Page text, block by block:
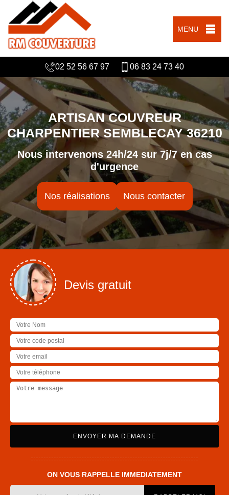
MENU
02 52 56 67 97 06 83 24 73 40
ARTISAN COUVREUR
CHARPENTIER SEMBLECAY 36210
Nous intervenons 24h/24 sur 7j/7 en cas
d'urgence
Nos réalisations Nous contacter
Devis gratuit
ON VOUS RAPPELLE IMMEDIATEMENT